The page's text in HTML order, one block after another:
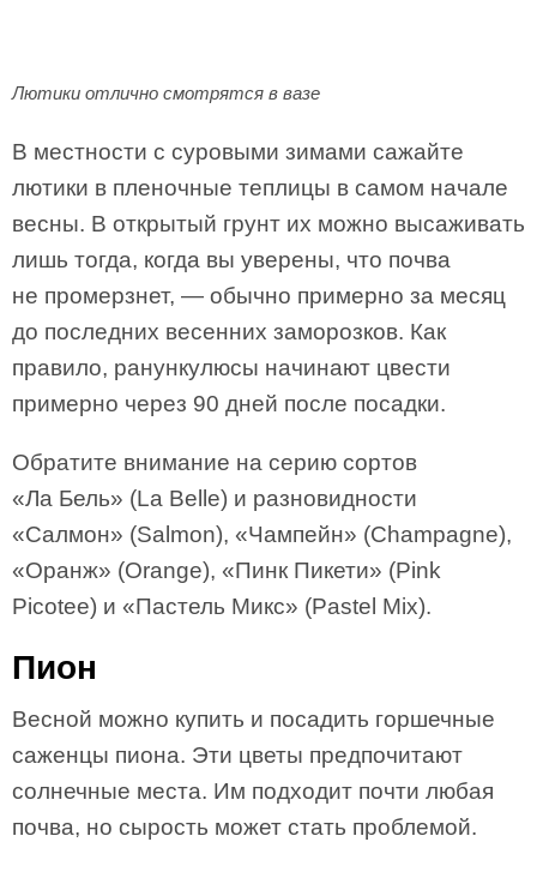
Лютики отлично смотрятся в вазе
В местности с суровыми зимами сажайте
лютики в пленочные теплицы в самом начале
весны. В открытый грунт их можно высаживать
лишь тогда, когда вы уверены, что почва
не промерзнет, — обычно примерно за месяц
до последних весенних заморозков. Как
правило, ранункулюсы начинают цвести
примерно через 90 дней после посадки.
Обратите внимание на серию сортов
«Ла Бель» (La Belle) и разновидности
«Салмон» (Salmon), «Чампейн» (Champagne),
«Оранж» (Orange), «Пинк Пикети» (Pink
Picotee) и «Пастель Микс» (Pastel Mix).
Пион
Весной можно купить и посадить горшечные
саженцы пиона. Эти цветы предпочитают
солнечные места. Им подходит почти любая
почва, но сырость может стать проблемой.